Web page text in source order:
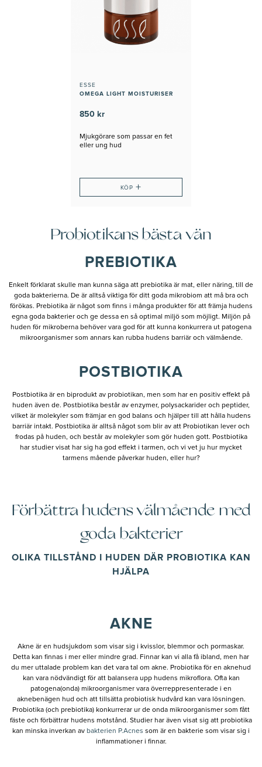
ESSE
OMEGA LIGHT MOISTURISER
850 kr
Mjukgörare som passar en fet
eller ung hud
KÖP +
Probiotikans bästa vän
PREBIOTIKA
Enkelt förklarat skulle man kunna säga att prebiotika är mat, eller näring, till de
goda bakterierna. De är alltså viktiga för ditt goda mikrobiom att må bra och
förökas. Prebiotika är något som finns i många produkter för att främja hudens
egna goda bakterier och ge dessa en så optimal miljö som möjligt. Miljön på
huden för mikroberna behöver vara god för att kunna konkurrera ut patogena
mikroorganismer som annars kan rubba hudens barriär och välmående.
POSTBIOTIKA
Postbiotika är en biprodukt av probiotikan, men som har en positiv effekt på
huden även de. Postbiotika består av enzymer, polysackarider och peptider,
vilket är molekyler som främjar en god balans och hjälper till att hålla hudens
barriär intakt. Postbiotika är alltså något som blir av att Probiotikan lever och
frodas på huden, och består av molekyler som gör huden gott. Postbiotika
har studier visat har sig ha god effekt i tarmen, och vi vet ju hur mycket
tarmens mående påverkar huden, eller hur?
Förbättra hudens välmående med
goda bakterier
OLIKA TILLSTÅND I HUDEN DÄR PROBIOTIKA KAN
HJÄLPA
AKNE
Akne är en hudsjukdom som visar sig i kvisslor, blemmor och pormaskar.
Detta kan finnas i mer eller mindre grad. Finnar kan vi alla få ibland, men har
du mer uttalade problem kan det vara tal om akne. Probiotika för en aknehud
kan vara nödvändigt för att balansera upp hudens mikroflora. Ofta kan
patogena(onda) mikroorganismer vara överreppresenterade i en
aknebenägen hud och att tillsätta probiotisk hudvård kan vara lösningen.
Probiotika (och prebiotika) konkurrerar ur de onda mikroorganismer som fått
fäste och förbättrar hudens motstånd. Studier har även visat sig att probiotika
kan minska inverkan av bakterien P.Acnes som är en bakterie som visar sig i
inflammationer i finnar.